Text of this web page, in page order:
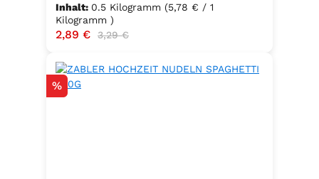
Inhalt: 0.5 Kilogramm (5,78 € / 1
Kilogramm )
Verkaufspreis:
2,89 € Regulärer Preis:
3,29 €
Rabatt
%